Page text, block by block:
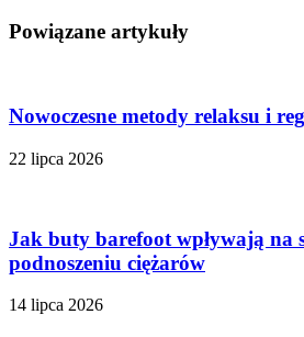
Powiązane artykuły
Nowoczesne metody relaksu i
22 lipca 2026
Jak buty barefoot wpływają na
podnoszeniu ciężarów
14 lipca 2026